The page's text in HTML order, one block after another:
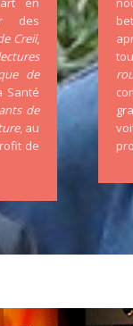
des
Creil,
de
Santé
de
, au
de